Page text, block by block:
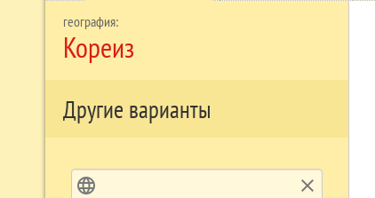
Кореиз
Другие варианты
language clear